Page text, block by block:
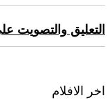
التعليق والتصويت
اخر الافلام